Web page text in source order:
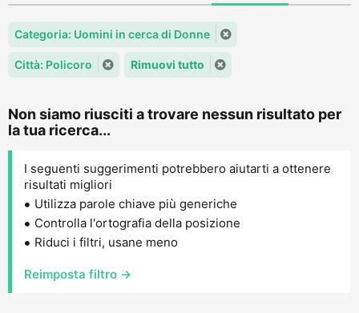
Categoria: Uomini in cerca di Donne
Città: Policoro Rimuovi tutto
Non siamo riusciti a trovare nessun risultato per
la tua ricerca...
I seguenti suggerimenti potrebbero aiutarti a ottenere
risultati migliori
Utilizza parole chiave più generiche
Controlla l'ortografia della posizione
Riduci i filtri, usane meno
Reimposta filtro →